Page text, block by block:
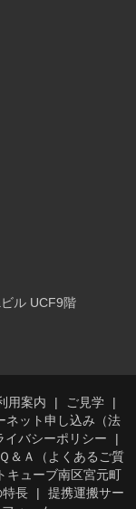
ル UCF9階
用案内
ご見学
ネット申し込み（法
イバシーポリシー
Ｑ＆Ａ（よくあるご質
キューブ南区宮元町
特長
提携運搬サー